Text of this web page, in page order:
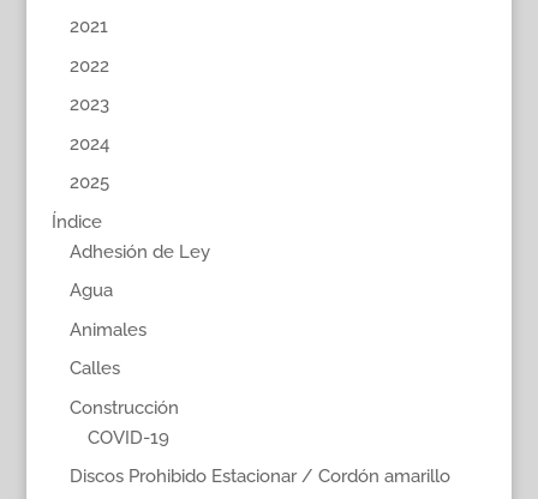
2021
2022
2023
2024
2025
Índice
Adhesión de Ley
Agua
Animales
Calles
Construcción
COVID-19
Discos Prohibido Estacionar / Cordón amarillo